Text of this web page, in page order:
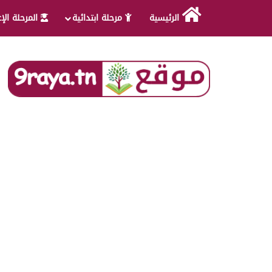
الرئيسية مرحلة ابتدائية المرحلة